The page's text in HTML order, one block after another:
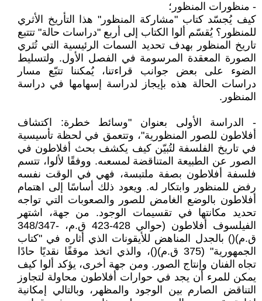
- منظورات المنظور؛
كيف يُجسّد كتاب "مشاركة المنظور" هذا التأريخ الأثري
للمنظور؟ يُقسّم ألوا الكتاب إلى أربع "دراسات حالة" تتتبع
تاريخ المنظور بهدف تحديد السمات الرئيسية التي تُثري
الصورة المعقدة المرسومة في الفصل الأول. ولتسليط
الضوء على بعض جوانب قراءتنا، يُمكننا تتبّع مسار
دراسات الحالة هذه بإيجاز لدراسة إسهامها في دراسة
المنظور.
- الدراسة الأولى بعنوان "وسائط خطرة: اكتشاف
أفلاطون للصور المنظورية"، وتتعمق في لحظة تأسيسية
في تاريخ الفلسفة لتُبيّن كيف يكشف بحث أفلاطون في
الصور عن الطبيعة المتناقضة لمسعىه. ووفقًا لألوا، تتسم
فلسفة أفلاطون بصفة ملتبسة، فهي في الوقت نفسه
رفض للمنظور وابتكار له. ويعود ذلك أساسًا إلى اهتمام
أفلاطون بالوضع الغامض للصور والصعوبات التي تواجه
تحديد مكانتها في تقسيمات الوجود. من جهة، اشتهر
الفيلسوف أفلاطون (حوالي 428-423 ق.م، -348/347
ق.م)() بالجدل المناهض للأيقونات الذي أثاره في "كتاب
الجمهورية" (375 ق.م)()، والذي اتخذ موقفًا نقديًا حادًا
تجاه الفنان وإنتاج الصور. ومن جهة أخرى، يؤكد ألوا كيف
يمكن للمرء أن يجد في حوارات أفلاطون محاولة لتجاوز
التناقض الصارم بين الوجود والمظهر، وبالتالي إمكانية